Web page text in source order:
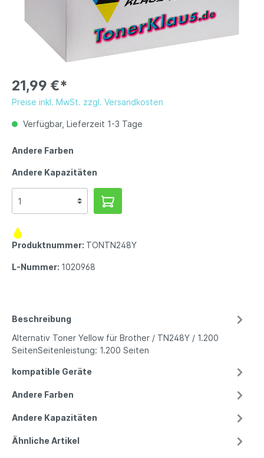
21,99 €*
Preise inkl. MwSt. zzgl. Versandkosten
Verfügbar, Lieferzeit 1-3 Tage
Andere Farben
Andere Kapazitäten
Produktnummer: TONTN248Y
L-Nummer: 1020968
Beschreibung
Alternativ Toner Yellow für Brother / TN248Y / 1.200
SeitenSeitenleistung: 1.200 Seiten
kompatible Geräte
Andere Farben
Andere Kapazitäten
Ähnliche Artikel